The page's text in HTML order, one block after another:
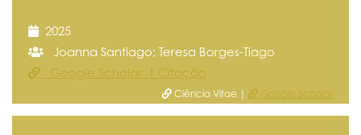
2025
Joanna Santiago; Teresa Borges-Tiago
Google Scholar 1 Citação
Ciência Vitae | Google Scholar